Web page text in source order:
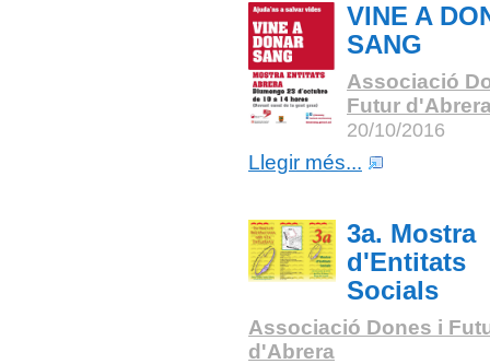
VINE A
SANG
Associació
Futur
20/10/2016
Llegir més...
3a. Mostra
d'Entitats
Socials
Associació Dones i
d'Abrera